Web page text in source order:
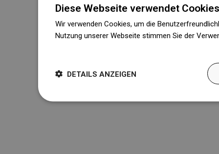
Diese Webseite verwendet
Wir verwenden Cookies, um die
Nutzung unserer Webseite stimmen Sie der
DETAILS ANZEIGEN